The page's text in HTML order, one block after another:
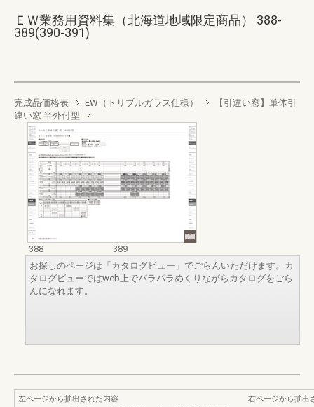
ＥＷ業務用資料集（北海道地域限定商品） 388-
389(390-391)
完成品価格表 EW（トリプルガラス仕様）
【引違い窓】単体引
違い窓 半外付型
388
389
お探しのページは「カタログビュー」でごらんいただけます。カ
タログビューではweb上でパラパラめくりながらカタログをごら
んになれます。
左ページから抽出された内容
右ページから抽出